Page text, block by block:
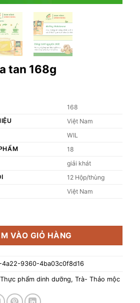
tan 168g
168
Việt Nam
WIL
18
giải khát
12 Hộp/thùng
Việt Nam
số lượng
VÀO GIỎ HÀNG
9360-4ba03c0f8d16
Thực phẩm dinh dưỡng, Trà- Thảo mộc